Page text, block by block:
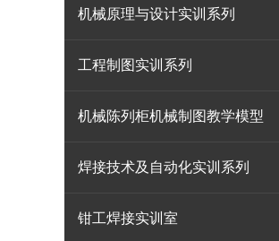
机械原理与设计实训系列
工程制图实训系列
机械陈列柜机械制图教学模型
焊接技术及自动化实训系列
钳工焊接实训室